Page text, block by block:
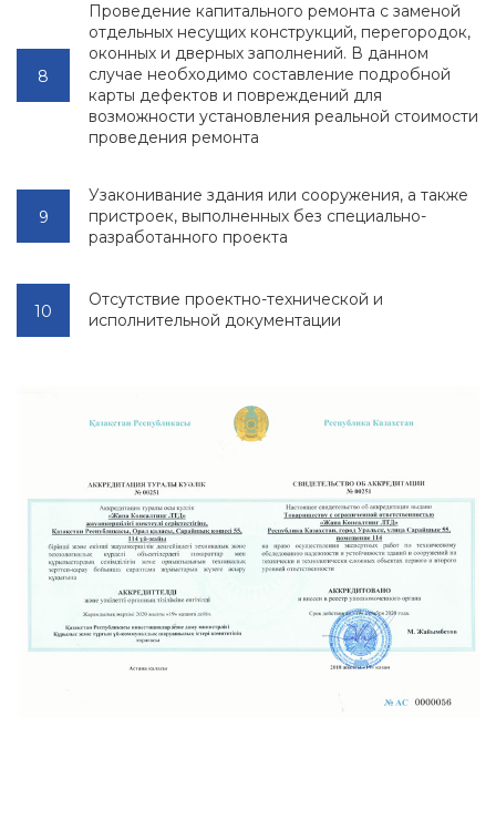
Проведение капитального ремонта с заменой
отдельных несущих конструкций, перегородок,
оконных и дверных заполнений. В данном
случае необходимо составление подробной
карты дефектов и повреждений для
возможности установления реальной стоимости
проведения ремонта
Узаконивание здания или сооружения, а также
пристроек, выполненных без специально-
разработанного проекта
Отсутствие проектно-технической и
исполнительной документации